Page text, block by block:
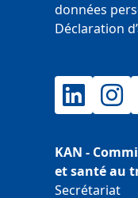
données
Déclaration
LinkedIn
KAN -
et santé au
Secrétariat